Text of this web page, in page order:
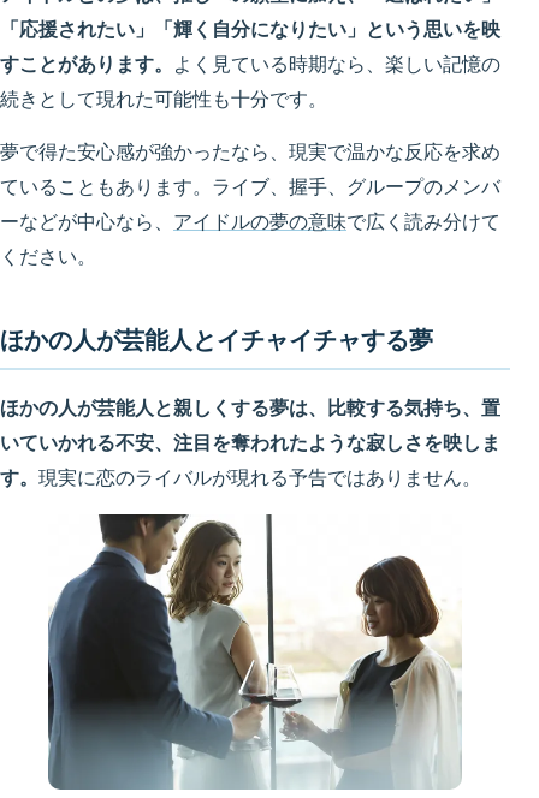
「応援されたい」「輝く自分になりたい」という思いを映
すことがあります。
よく見ている時期なら、楽しい記憶の
続きとして現れた可能性も十分です。
夢で得た安心感が強かったなら、現実で温かな反応を求め
ていることもあります。ライブ、握手、グループのメンバ
ーなどが中心なら、 アイドルの夢の意味で広く読み分けて
ください。
ほかの人が芸能人とイチャイチャする夢
ほかの人が芸能人と親しくする夢は、比較する気持ち、置
いていかれる不安、注目を奪われたような寂しさを映しま
す。 現実に恋のライバルが現れる予告ではありません。